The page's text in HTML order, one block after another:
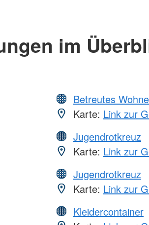
im
Betreutes
Karte: Link zur
Jugendrotkreuz
Karte: Link zur
Jugendrotkreuz
Karte: Link zur
Kleidercontainer